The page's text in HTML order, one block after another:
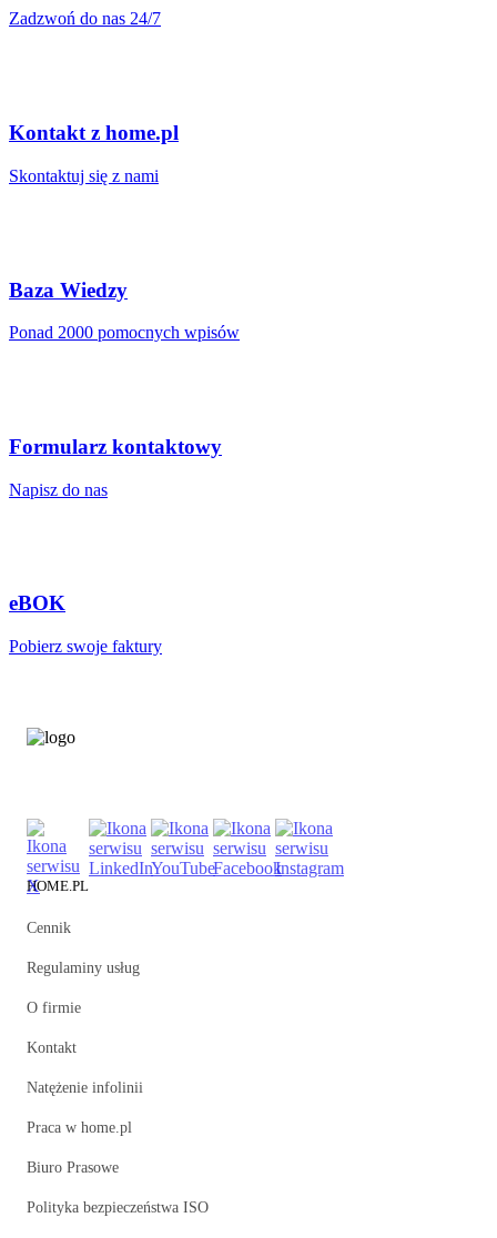
Zadzwoń do nas 24/7
Kontakt z home.pl
Skontaktuj się z nami
Baza Wiedzy
Ponad 2000 pomocnych wpisów
Formularz kontaktowy
Napisz do nas
eBOK
Pobierz swoje faktury
HOME.PL
Cennik
Regulaminy usług
O firmie
Kontakt
Natężenie infolinii
Praca w home.pl
Biuro Prasowe
Polityka bezpieczeństwa ISO